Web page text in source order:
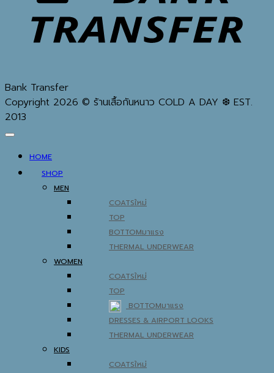
Bank Transfer
Copyright 2026 © ร้านเสื้อกันหนาว COLD A DAY ❆ EST.
2013
HOME
SHOP
MEN
COATS
TOP
BOTTOM
THERMAL UNDERWEAR
WOMEN
COATS
TOP
BOTTOM
DRESSES & AIRPORT LOOKS
THERMAL UNDERWEAR
KIDS
COATS